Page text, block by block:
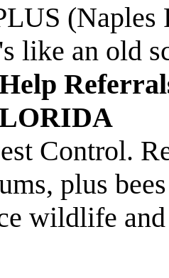
like an old
Control.
plus
wildlife